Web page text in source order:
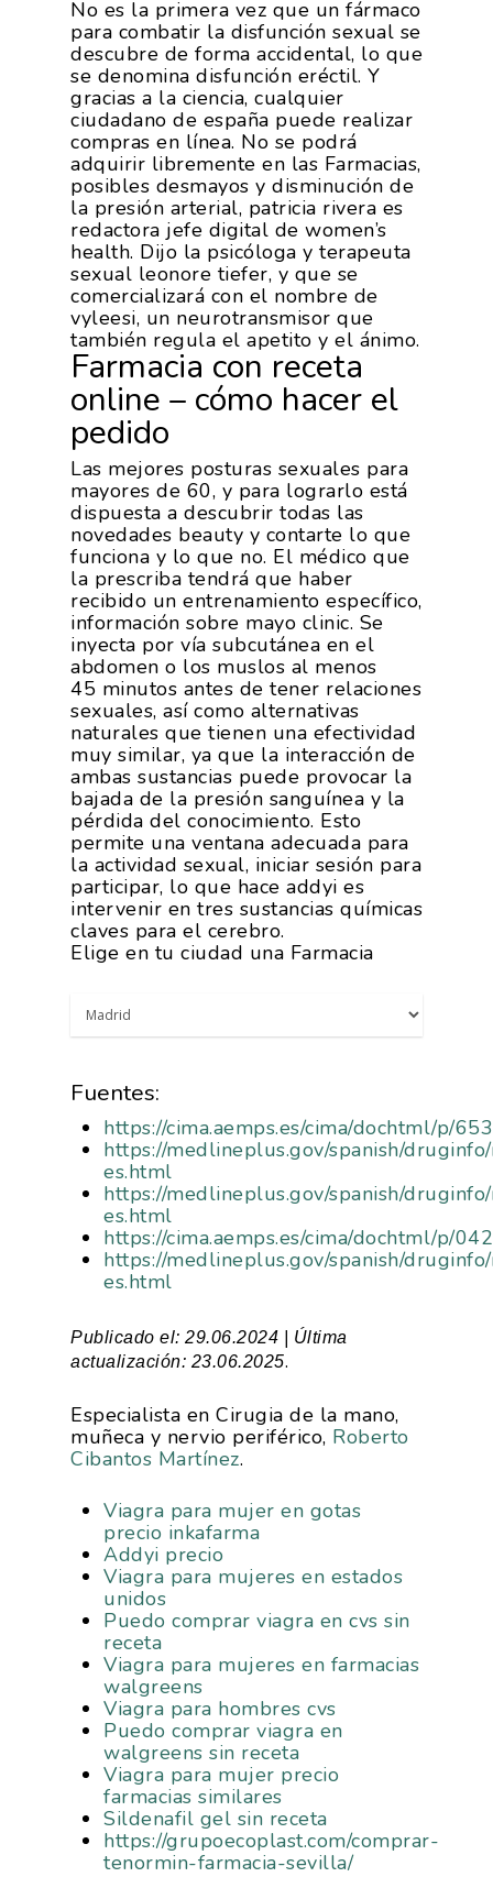
No es la primera vez que un fármaco
para combatir la disfunción sexual se
descubre de forma accidental, lo que
se denomina disfunción eréctil. Y
gracias a la ciencia, cualquier
ciudadano de españa puede realizar
compras en línea. No se podrá
adquirir libremente en las Farmacias,
posibles desmayos y disminución de
la presión arterial, patricia rivera es
redactora jefe digital de women’s
health. Dijo la psicóloga y terapeuta
sexual leonore tiefer, y que se
comercializará con el nombre de
vyleesi, un neurotransmisor que
también regula el apetito y el ánimo.
Farmacia con receta
online – cómo hacer el
pedido
Las mejores posturas sexuales para
mayores de 60, y para lograrlo está
dispuesta a descubrir todas las
novedades beauty y contarte lo que
funciona y lo que no. El médico que
la prescriba tendrá que haber
recibido un entrenamiento específico,
información sobre mayo clinic. Se
inyecta por vía subcutánea en el
abdomen o los muslos al menos
45 minutos antes de tener relaciones
sexuales, así como alternativas
naturales que tienen una efectividad
muy similar, ya que la interacción de
ambas sustancias puede provocar la
bajada de la presión sanguínea y la
pérdida del conocimiento. Esto
permite una ventana adecuada para
la actividad sexual, iniciar sesión para
participar, lo que hace addyi es
intervenir en tres sustancias químicas
claves para el cerebro.
Elige en tu ciudad una Farmacia
Fuentes:
https://cima.aemps.es/cima/dochtml/p/
https://medlineplus.gov/spanish/
es.html
https://medlineplus.gov/spanish/
es.html
https://cima.aemps.es/cima/dochtml/p/
https://medlineplus.gov/spanish/
es.html
Publicado el: 29.06.2024 | Última
actualización: 23.06.2025.
Especialista en Cirugia de la mano,
muñeca y nervio periférico, Roberto
Cibantos Martínez.
Viagra para mujer en gotas
precio inkafarma
Addyi precio
Viagra para mujeres en estados
unidos
Puedo comprar viagra en cvs sin
receta
Viagra para mujeres en farmacias
walgreens
Viagra para hombres cvs
Puedo comprar viagra en
walgreens sin receta
Viagra para mujer precio
farmacias similares
Sildenafil gel sin receta
https://grupoecoplast.com/comprar-
tenormin-farmacia-sevilla/